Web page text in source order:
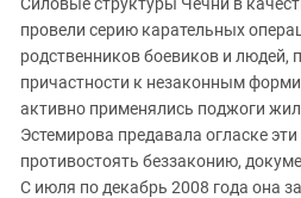
провели серию карательных
родственников боевиков и людей,
причастности к незаконным
активно применялись поджоги
Эстемирова предавала огласке
противостоять беззаконию,
С июля по декабрь 2008 года она